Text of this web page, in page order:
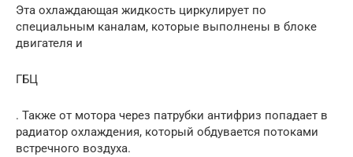
Эта охлаждающая жидкость циркулирует по
специальным каналам, которые выполнены в блоке
двигателя и
ГБЦ
. Также от мотора через патрубки антифриз попадает в
радиатор охлаждения, который обдувается потоками
встречного воздуха.